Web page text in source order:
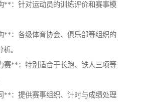
**：针对运动员的训练评价和赛事模
**：各级体育协会、俱乐部等组织的
。
赛**：特别适合于长跑、铁人三项等
**：提供赛事组织、计时与成绩处理